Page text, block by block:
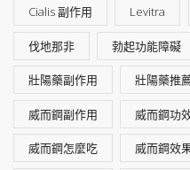
Cialis 副作用 Levitra
伐地那非 勃起功能障礙
壯陽藥副作用 壯陽藥推
威而鋼副作用 威而鋼功
威而鋼怎麼吃 威而鋼效